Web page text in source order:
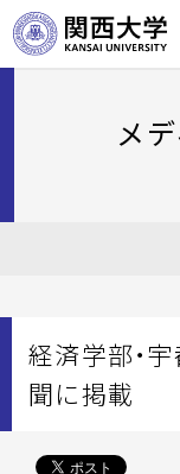
メ
経済学部・
聞に掲載